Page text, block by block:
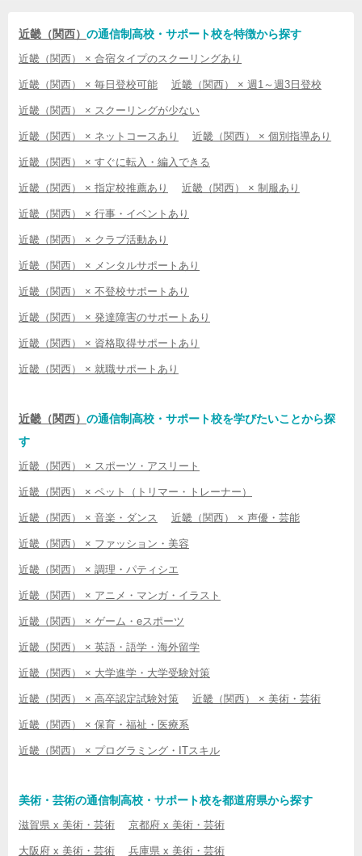
近畿（関西） の通信制高校・サポート校を特徴から探す
近畿（関西） × 合宿タイプのスクーリングあり
近畿（関西） × 毎日登校可能 近畿（関西） × 週1～週3日登校
近畿（関西） × スクーリングが少ない
近畿（関西） × ネットコースあり 近畿（関西） × 個別指導あり
近畿（関西） × すぐに転入・編入できる
近畿（関西） × 指定校推薦あり 近畿（関西） × 制服あり
近畿（関西） × 行事・イベントあり
近畿（関西） × クラブ活動あり
近畿（関西） × メンタルサポートあり
近畿（関西） × 不登校サポートあり
近畿（関西） × 発達障害のサポートあり
近畿（関西） × 資格取得サポートあり
近畿（関西） × 就職サポートあり
近畿（関西） の通信制高校・サポート校を学びたいことから探
す
近畿（関西） × スポーツ・アスリート
近畿（関西） × ペット（トリマー・トレーナー）
近畿（関西） × 音楽・ダンス 近畿（関西） × 声優・芸能
近畿（関西） × ファッション・美容
近畿（関西） × 調理・パティシエ
近畿（関西） × アニメ・マンガ・イラスト
近畿（関西） × ゲーム・eスポーツ
近畿（関西） × 英語・語学・海外留学
近畿（関西） × 大学進学・大学受験対策
近畿（関西） × 高卒認定試験対策 近畿（関西） × 美術・芸術
近畿（関西） × 保育・福祉・医療系
近畿（関西） × プログラミング・ITスキル
美術・芸術の通信制高校・サポート校を都道府県から探す
滋賀県 x 美術・芸術 京都府 x 美術・芸術
大阪府 x 美術・芸術 兵庫県 x 美術・芸術